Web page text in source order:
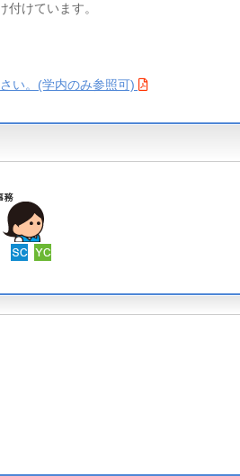
付けています。
い。(学内のみ参照可)